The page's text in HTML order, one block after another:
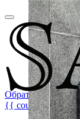
Обратная связь
{{ count }}